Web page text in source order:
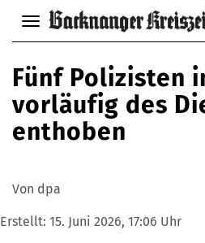
Navigation
anzeigen
bzw.
verbergen
Fünf Polizisten
vorläufig des
enthoben
Von dpa
Erstellt: 15. Juni 2026, 17:06 Uhr